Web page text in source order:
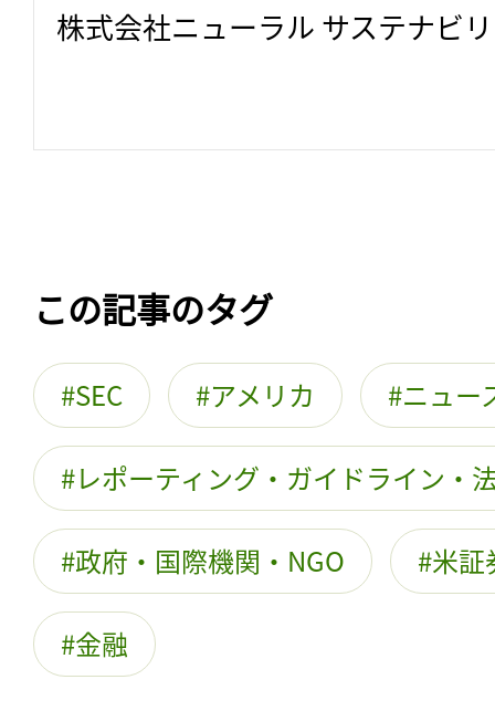
株式会社ニューラル サステナビ
この記事のタグ
SEC アメリカ ニュー
レポーティング・ガイドライン・
政府・国際機関・NGO 米証
金融